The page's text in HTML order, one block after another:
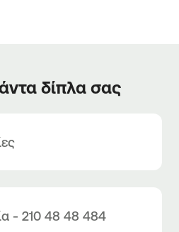
δίπλα σας
- 210 48 48 484